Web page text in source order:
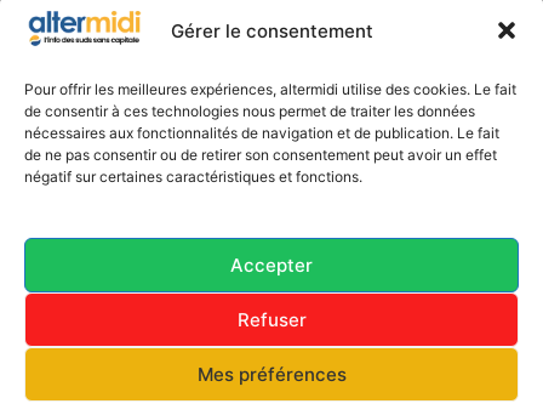
Gérer le consentement
Pour offrir les meilleures expériences, altermidi utilise des cookies. Le fait
de consentir à ces technologies nous permet de traiter les données
nécessaires aux fonctionnalités de navigation et de publication. Le fait
de ne pas consentir ou de retirer son consentement peut avoir un effet
négatif sur certaines caractéristiques et fonctions.
Accepter
Refuser
Mes préférences
altermidi est ouvert sur les suds, la méditerranée,
altermidi aborde des thématiques globales évaluées à
partir des constats de terrain ou d'analyses à l'échelon
local.
altermidi c'est l'information capitale, sans capitale.
© 2025 altermidi.org - Les amis d'altermidi
Conditions générales Politique de cookies (UE) Avertissement